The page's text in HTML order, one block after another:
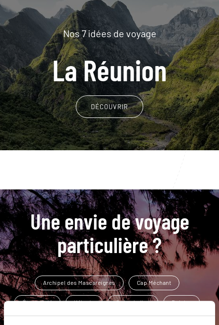
Nos 7 idées de voyage
La Réunion
DÉCOUVRIR
Une envie de voyage
particulière ?
Archipel des Mascareignes Cap Méchant
Étang-Salé Kélonia Océan Indien Baleine